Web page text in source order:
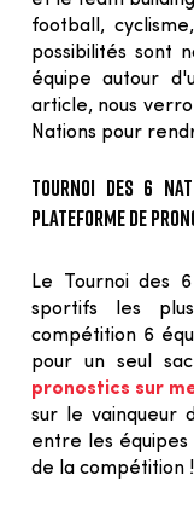
football,
possibilités sont
équipe autour
article, nous
Nations pour
Tournoi des 6
plateforme de
Le Tournoi des
sportifs les
compétition 6
pour un seul
pronostics sur
sur le vainqueur
entre les équipes
de la compétition !